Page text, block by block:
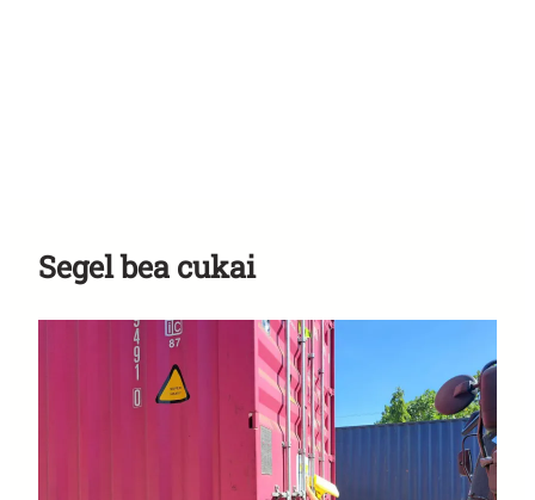
Segel bea cukai